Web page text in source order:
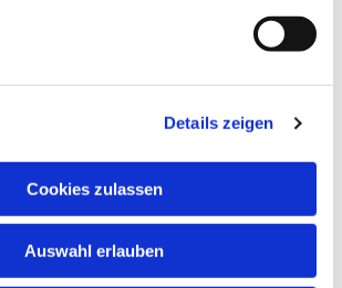
Details zeigen
Cookies zulassen
Auswahl erlauben